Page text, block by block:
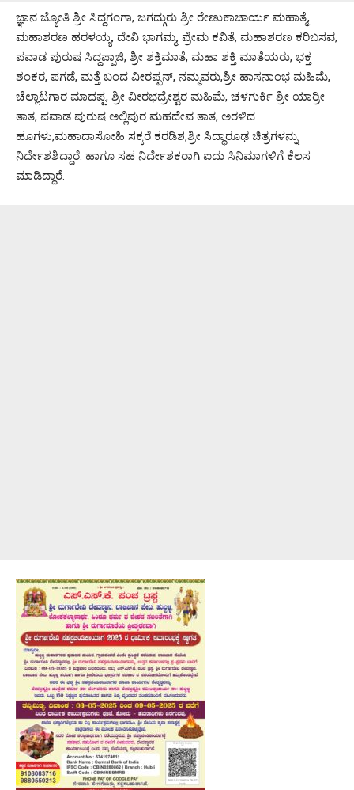
ಜ್ಞಾನ ಜ್ಯೋತಿ ಶ್ರೀ ಸಿದ್ದಗಂಗಾ, ಜಗದ್ಗುರು ಶ್ರೀ ರೇಣುಕಾಚಾರ್ಯ ಮಹಾತ್ಮೆ,
ಮಹಾಶರಣ ಹರಳಯ್ಯ, ದೇವಿ ಭಾಗಮ್ಮ, ಪ್ರೇಮ ಕವಿತೆ, ಮಹಾಶರಣ ಕರಿಬಸವ,
ಪವಾಡ ಪುರುಷ ಸಿದ್ದಪ್ಪಾಜಿ, ಶ್ರೀ ಶಕ್ತಿಮಾತೆ, ಮಹಾ ಶಕ್ತಿ ಮಾತೆಯರು, ಭಕ್ತ
ಶಂಕರ, ಪಗಡೆ, ಮತ್ತೆ ಬಂದ ವೀರಪ್ಪನ್, ನಮ್ಮವರು,ಶ್ರೀ ಹಾಸನಾಂಭ ಮಹಿಮೆ,
ಚೆಲ್ಲಾಟಗಾರ ಮಾದಪ್ಪ, ಶ್ರೀ ವೀರಭದ್ರೇಶ್ವರ ಮಹಿಮೆ, ಚಳಗುರ್ಕಿ ಶ್ರೀ ಯಾರ್ರೀ
ತಾತ, ಪವಾಡ ಪುರುಷ ಅಲ್ಲಿಪುರ ಮಹದೇವ ತಾತ, ಅರಳಿದ
ಹೂಗಳು,ಮಹಾದಾಸೋಹಿ ಸಕ್ಕರೆ ಕರಡಿಶ,ಶ್ರೀ ಸಿದ್ಧಾರೂಢ ಚಿತ್ರಗಳನ್ನು
ನಿರ್ದೇಶಶಿದ್ದಾರೆ. ಹಾಗೂ ಸಹ ನಿರ್ದೇಶಕರಾಗಿ ಐದು ಸಿನಿಮಾಗಳಿಗೆ ಕೆಲಸ
ಮಾಡಿದ್ದಾರೆ.